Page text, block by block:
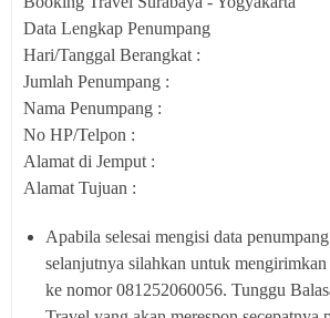
Data Lengkap Penumpang
Hari/Tanggal Berangkat :
Jumlah Penumpang :
Nama Penumpang :
No HP/Telpon :
Alamat di Jemput :
Alamat Tujuan :
Apabila selesai mengisi data
selanjutnya silahkan untuk
ke nomor 081252060056. Tunggu